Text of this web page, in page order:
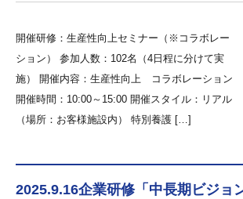
開催研修：生産性向上セミナー（※コラボレー
ション） 参加人数：102名（4日程に分けて実
施） 開催内容：生産性向上 コラボレーション
開催時間：10:00～15:00 開催スタイル：リアル
（場所：お客様施設内） 特別養護 […]
2025.9.16企業研修「中長期ビジョ